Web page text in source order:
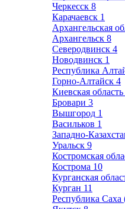
Черкесск 8
Карачаевск 1
Архангельская
Архангельск 8
Северодвинск 4
Новодвинск 1
Республика
Горно-Алтайск 4
Киевская область
Бровари 3
Вышгород 1
Васильков 1
Западно-
Уральск 9
Костромская
Кострома 10
Курганская
Курган 11
Республика Саха